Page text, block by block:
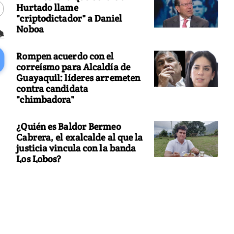
Hurtado llame
"criptodictador" a Daniel
Noboa
Rompen acuerdo con el
correísmo para Alcaldía de
Guayaquil: líderes arremeten
contra candidata
"chimbadora"
¿Quién es Baldor Bermeo
Cabrera, el exalcalde al que la
justicia vincula con la banda
Los Lobos?